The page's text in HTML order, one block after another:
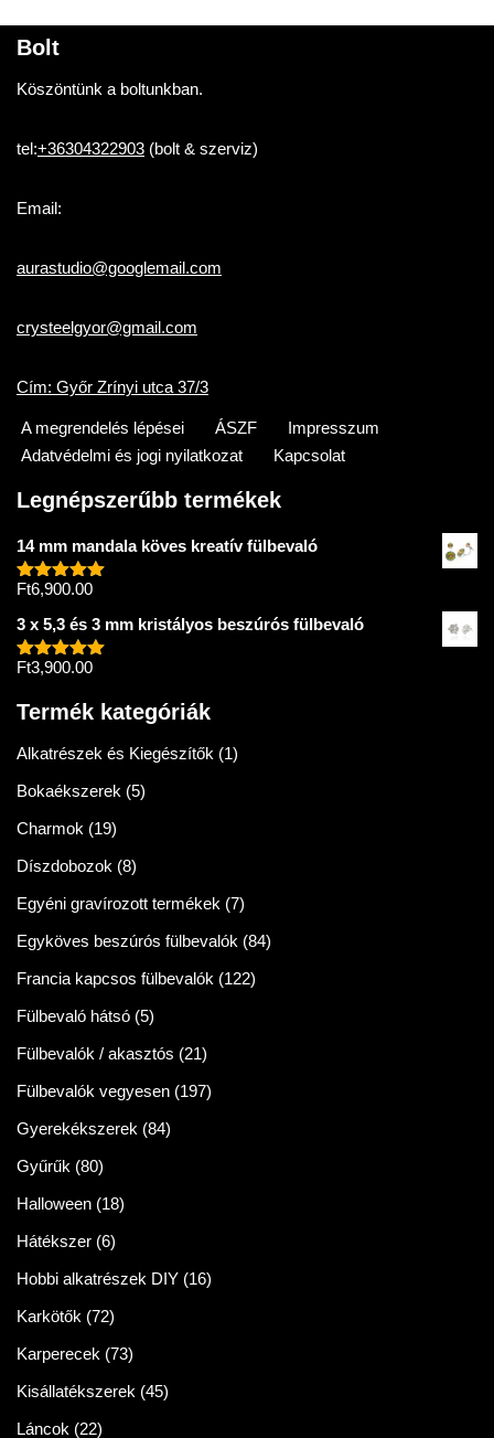
Bolt
Köszöntünk a boltunkban.
tel:+36304322903 (bolt & szerviz)
Email:
aurastudio@googlemail.com
crysteelgyor@gmail.com
Cím: Győr Zrínyi utca 37/3
A megrendelés lépései ÁSZF
Impresszum
Adatvédelmi és jogi nyilatkozat
Kapcsolat
Legnépszerűbb termékek
14 mm mandala köves kreatív fülbevaló
Értékelés:
Ft6,900.00
3 x 5,3 és 3 mm kristályos beszúrós fülbevaló
Értékelés:
Ft3,900.00
Termék kategóriák
Alkatrészek és Kiegészítők (1)
Bokaékszerek (5)
Charmok (19)
Díszdobozok (8)
Egyéni gravírozott termékek (7)
Egyköves beszúrós fülbevalók (84)
Francia kapcsos fülbevalók (122)
Fülbevaló hátsó (5)
Fülbevalók / akasztós (21)
Fülbevalók vegyesen (197)
Gyerekékszerek (84)
Gyűrűk (80)
Halloween (18)
Hátékszer (6)
Hobbi alkatrészek DIY (16)
Karkötők (72)
Karperecek (73)
Kisállatékszerek (45)
Láncok (22)